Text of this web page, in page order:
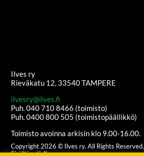
Ilves ry
Rieväkatu 12, 33540 TAMPERE
ilvesry@ilves.fi
Puh. 040 710 8466 (toimisto)
Puh. 0400 800 505 (toimistopäällikkö)
Toimisto avoinna arkisin klo 9.00-16.00.
Copyright 2026 © Ilves ry. All Rights Reserved.
Sisältöanti: Ilves ry